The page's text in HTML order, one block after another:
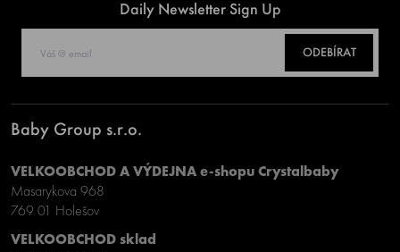
Daily Newsletter Sign Up
ODEBÍRAT
Baby Group s.r.o.
VELKOOBCHOD A VÝDEJNA e-shopu Crystalbaby
Masarykova 968
769 01 Holešov
VELKOOBCHOD sklad